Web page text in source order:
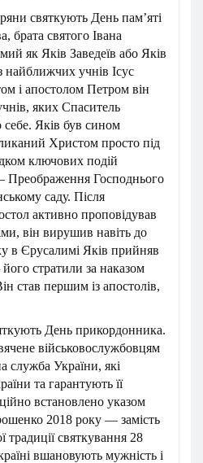
святкують День пам’яті
брата святого Івана
як Яків Заведеїв або Яків
учнів Ісус
і апостолом Петром він
яких Спаситель
Яків був сином
Христом просто під
ключових подій
— Преображення Господнього
саду. Після
активно проповідував
він вирушив навіть до
в Єрусалимі Яків прийняв
стратили за наказом
став першим із апостолів,
День прикордонника.
військовослужбовцям
служба України, які
та гарантують її
встановлено указом
2018 року — замість
традиції святкування 28
вшановують мужність і